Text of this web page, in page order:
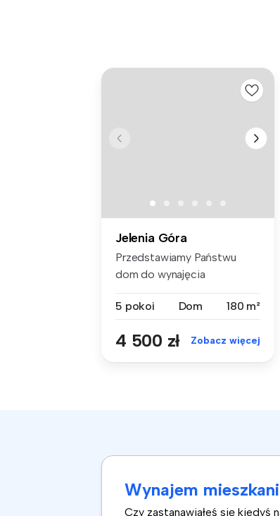
Jelenia Góra
Przedstawiamy Państwu
dom do wynajęcia
5 pokoi
Dom 180 m²
4 500 zł Zobacz więcej
Wynajem
Czy zastanawiałeś się kiedyś